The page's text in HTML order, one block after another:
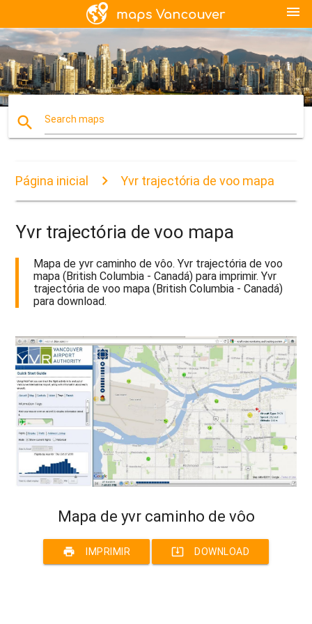
menu
search Search maps
Página inicial Yvr trajectória de voo mapa
Yvr trajectória de voo mapa
Mapa de yvr caminho de vôo. Yvr trajectória de voo
mapa (British Columbia - Canadá) para imprimir. Yvr
trajectória de voo mapa (British Columbia - Canadá)
para download.
Mapa de yvr caminho de vôo
print IMPRIMIR system_update_alt DOWNLOAD